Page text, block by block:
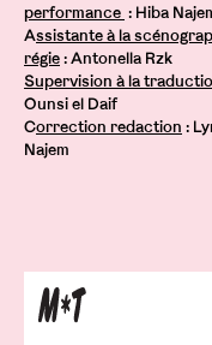
performance : Hiba
Assistante à la
régie : Antonella Rzk
Supervision à la
Ounsi el Daif
Correction redaction :
Najem